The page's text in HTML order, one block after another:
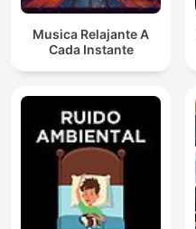
Musica Relajante A
Cada Instante